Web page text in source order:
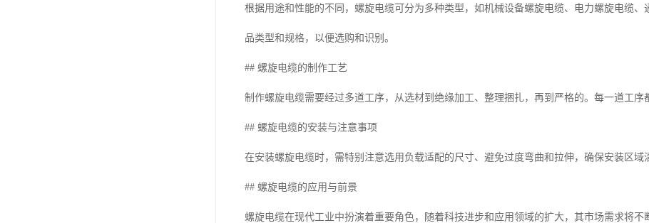
根据用途和性能的不同，螺旋电缆可分为多种类型，如机械设备螺旋电缆、电力螺旋电缆
品类型和规格，以便选购和识别。
## 螺旋电缆的制作工艺
制作螺旋电缆需要经过多道工序，从选材到绝缘加工、整理捆扎，再到严格的。每一道工序
## 螺旋电缆的安装与注意事项
在安装螺旋电缆时，需特别注意选用负载适配的尺寸、避免过度弯曲和拉伸，确保安装区域
## 螺旋电缆的应用与前景
螺旋电缆在现代工业中扮演着重要角色，随着科技进步和应用领域的扩大，其市场需求将